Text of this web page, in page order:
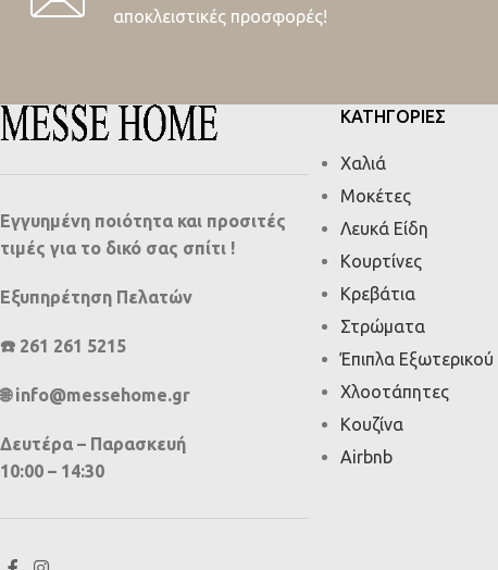
αποκλειστικές προσφορές!
Εγγυημένη ποιότητα και προσιτές
τιμές για το δικό σας σπίτι !
Εξυπηρέτηση Πελατών
☎️ 261 261 5215
🌐 info@messehome.gr
Δευτέρα – Παρασκευή
10:00 – 14:30
ΚΑΤΗΓΟΡΙΕΣ
Χαλιά
Μοκέτες
Λευκά Είδη
Κουρτίνες
Κρεβάτια
Στρώματα
Έπιπλα
Χλοοτάπητες
Κουζίνα
Airbnb